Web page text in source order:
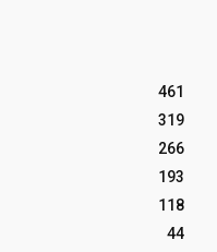
461
319
266
193
118
44